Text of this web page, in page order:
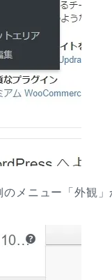
メニュー「外観